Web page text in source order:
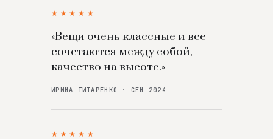
★★★★★
«Вещи очень классные и все
сочетаются между собой,
качество на высоте.»
ИРИНА ТИТАРЕНКО · СЕН 2024
★★★★★